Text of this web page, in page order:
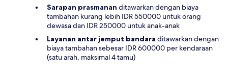
Sarapan prasmanan ditawarkan dengan biaya
tambahan kurang lebih IDR 550000 untuk orang
dewasa dan IDR 250000 untuk anak-anak
Layanan antar jemput bandara ditawarkan dengan
biaya tambahan sebesar IDR 600000 per kendaraan
(satu arah, maksimal 4 tamu)